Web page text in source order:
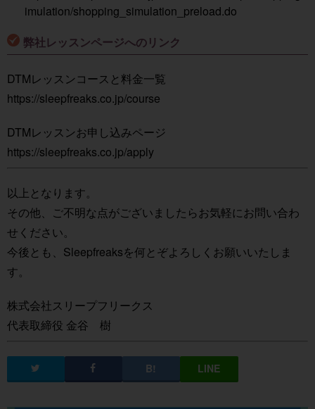
imulation/shopping_simulation_preload.do
弊社レッスンページへのリンク
DTMレッスンコースと料金一覧
https://sleepfreaks.co.jp/course
DTMレッスンお申し込みページ
https://sleepfreaks.co.jp/apply
以上となります。
その他、ご不明な点がございましたらお気軽にお問い合わ
せください。
今後とも、Sleepfreaksを何とぞよろしくお願いいたしま
す。
株式会社スリープフリークス
代表取締役 金谷 樹